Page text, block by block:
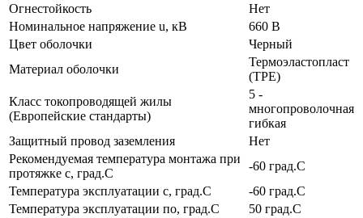
Огнестойкость
Нет
Номинальное напряжение u, кВ
660 В
Цвет оболочки
Черный
Материал оболочки
Термоэластопласт
(TPE)
Класс токопроводящей жилы
(Европейские стандарты)
5 -
многопроволочная
гибкая
Защитный провод заземления
Нет
Рекомендуемая температура монтажа при
протяжке с, град.C
-60 град.C
Температура эксплуатации с, град.C
-60 град.C
Температура эксплуатации по, град.C
50 град.C